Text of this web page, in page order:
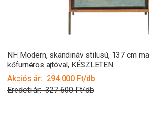
NH Modern, skandináv stilusú, 137 cm
kőfurnéros ajtóval, KÉSZLETEN
Akciós ár: 294 000 Ft/db
Eredeti ár: 327 600 Ft/db